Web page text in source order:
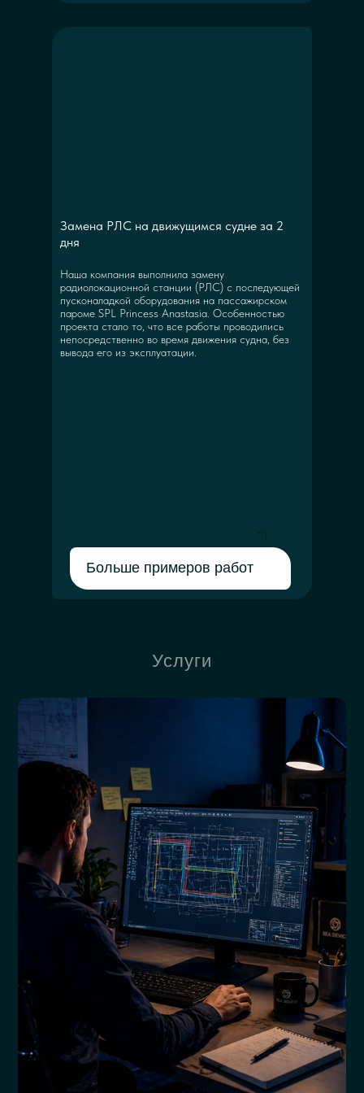
Больше примеров работ
Наша компания выполнила замену
радиолокационной станции (РЛС) с последующей
пусконаладкой оборудования на пассажирском
пароме SPL Princess Anastasia. Особенностью
проекта стало то, что все работы проводились
непосредственно во время движения судна, без
вывода его из эксплуатации.
Замена РЛС на движущимся судне за 2
дня
Услуги